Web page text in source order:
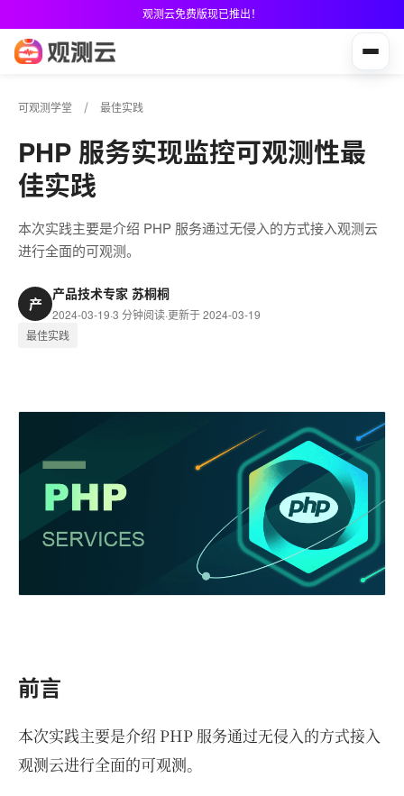
观测云免费版现已推出！
可观测学堂 最佳实践
PHP 服务实现监控可观测性最
佳实践
本次实践主要是介绍 PHP 服务通过无侵入的方式接入观测云
进行全面的可观测。
产
产品技术专家 苏桐桐
2024-03-19·3 分钟阅读·更新于 2024-03-19
最佳实践
前言
本次实践主要是介绍 PHP 服务通过无侵入的方式接入
观测云进行全面的可观测。